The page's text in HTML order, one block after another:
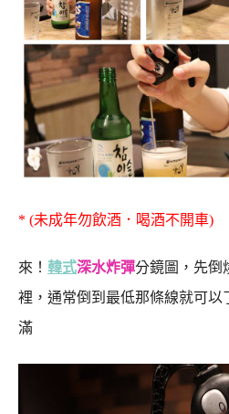
* (未成年勿飲酒．喝酒不開車)
來！ 韓式深水炸彈分鏡圖，先倒
裡，通常倒到最低那條線就可以
滿